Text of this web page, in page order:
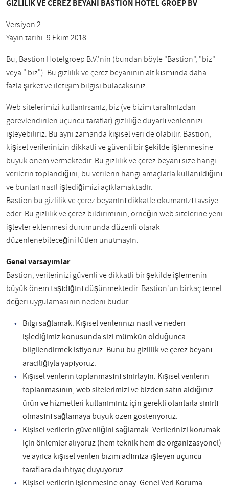
GİZLİLİK VE ÇEREZ BEYANI BASTION HOTEL GROEP BV
Versiyon 2
Yayın tarihi: 9 Ekim 2018
Bu, Bastion Hotelgroep B.V.'nin (bundan böyle "Bastion", "biz"
veya " biz"). Bu gizlilik ve çerez beyanının alt kısmında daha
fazla şirket ve iletişim bilgisi bulacaksınız.
Web sitelerimizi kullanırsanız, biz (ve bizim tarafımızdan
görevlendirilen üçüncü taraflar) gizliliğe duyarlı verilerinizi
işleyebiliriz. Bu aynı zamanda kişisel veri de olabilir. Bastion,
kişisel verilerinizin dikkatli ve güvenli bir şekilde işlenmesine
büyük önem vermektedir. Bu gizlilik ve çerez beyanı size hangi
verilerin toplandığını, bu verilerin hangi amaçlarla kullanıldığını
ve bunları nasıl işlediğimizi açıklamaktadır.
Bastion bu gizlilik ve çerez beyanını dikkatle okumanızı tavsiye
eder. Bu gizlilik ve çerez bildiriminin, örneğin web sitelerine yeni
işlevler eklenmesi durumunda düzenli olarak
düzenlenebileceğini lütfen unutmayın.
Genel varsayımlar
Bastion, verilerinizi güvenli ve dikkatli bir şekilde işlemenin
büyük önem taşıdığını düşünmektedir. Bastion'un birkaç temel
değeri uygulamasının nedeni budur:
Bilgi sağlamak. Kişisel verilerinizi nasıl ve neden
işlediğimiz konusunda sizi mümkün olduğunca
bilgilendirmek istiyoruz. Bunu bu gizlilik ve çerez beyanı
aracılığıyla yapıyoruz.
Kişisel verilerin toplanmasını sınırlayın. Kişisel verilerin
toplanmasının, web sitelerimizi ve bizden satın aldığınız
ürün ve hizmetleri kullanımınız için gerekli olanlarla sınırlı
olmasını sağlamaya büyük özen gösteriyoruz.
Kişisel verilerin güvenliğini sağlamak. Verilerinizi korumak
için önlemler alıyoruz (hem teknik hem de organizasyonel)
ve ayrıca kişisel verileri bizim adımıza işleyen üçüncü
taraflara da ihtiyaç duyuyoruz.
Kişisel verilerin işlenmesine onay. Genel Veri Koruma